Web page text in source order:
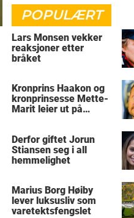
POPULÆRT
Lars Monsen vekker
reaksjoner etter
bråket
Kronprins Haakon og
kronprinsesse Mette-
Marit leier ut på
Derfor giftet Jorun
Stiansen seg i all
hemmelighet
Marius Borg Høiby
lever luksusliv som
varetektsfengslet